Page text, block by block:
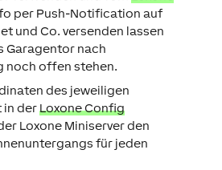
per Push-Notification auf
und Co. versenden lassen
Garagentor nach
noch offen stehen.
des jeweiligen
in derLoxone Config
Loxone Miniserver den
für jeden